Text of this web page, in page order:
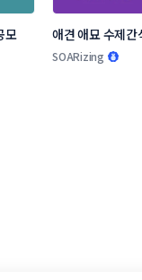
모
애견 애묘 수제간
랜드 작명부탁드
SOARizing